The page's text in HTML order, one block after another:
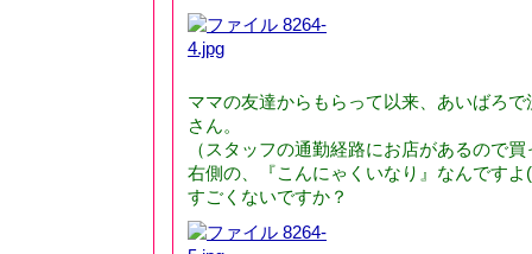
ママの友達からもらって以来、あいばろ
さん。
（スタッフの通勤経路にお店があるので
右側の、『こんにゃくいなり』なんです
すごくないですか？